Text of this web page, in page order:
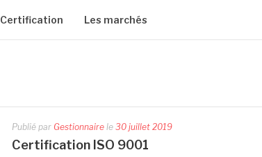
Certification Les marchés
Publié par Gestionnaire le 30 juillet 2019
Certification ISO 9001